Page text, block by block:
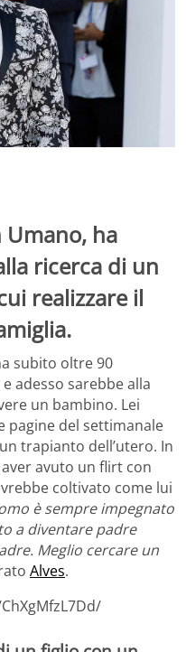
Umano, ha
ricerca di un
realizzare il
subito oltre 90
adesso sarebbe alla
un bambino. Lei
pagine del settimanale
trapianto dell’utero. In
avuto un flirt con
coltivato come lui
è sempre impegnato
a diventare padre
Meglio cercare un
Alves.